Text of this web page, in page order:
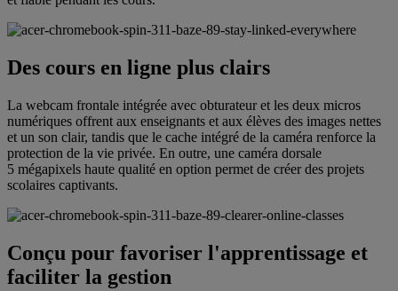
Des cours en ligne plus clairs
La webcam frontale intégrée avec obturateur et les deux micros
numériques offrent aux enseignants et aux élèves des images nettes
et un son clair, tandis que le cache intégré de la caméra renforce la
protection de la vie privée. En outre, une caméra dorsale
5 mégapixels haute qualité en option permet de créer des projets
scolaires captivants.
Conçu pour favoriser l'apprentissage et
faciliter la gestion